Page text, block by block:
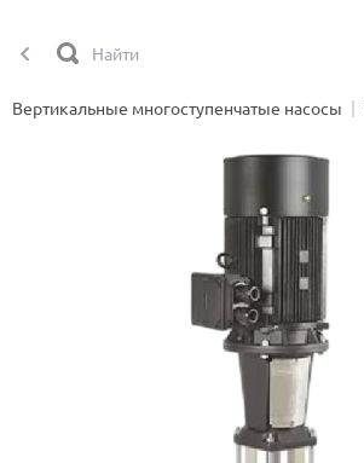
Вертикальные многоступенчатые насосы